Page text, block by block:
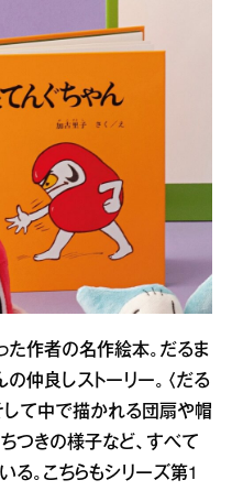
た作者の名作絵本。だるま
仲良しストーリー。〈だる
して中で描かれる団扇や帽
つきの様子など、すべて
。こちらもシリーズ第1